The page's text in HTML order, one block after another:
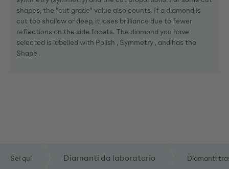
shapes, the "cut grade" value also counts. If a diamond is
cut too shallow or deep, it loses brilliance due to fewer
reflections on the side facets. The diamond you have
selected is labelled with Polish , Symmetry , and has the
Shape .
Sei qui Diamanti da laboratorio Diamanti